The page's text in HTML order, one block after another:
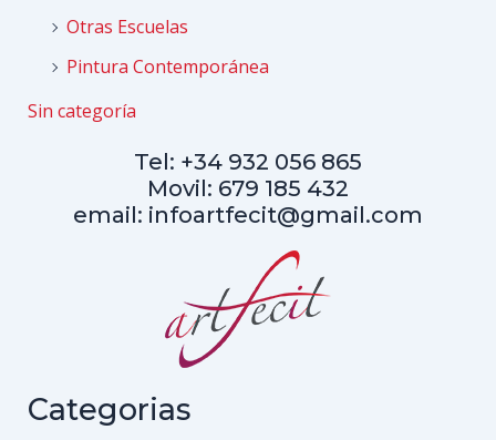
Otras Escuelas
Pintura Contemporánea
Sin categoría
Tel: +34 932 056 865
Movil: 679 185 432
email: infoartfecit@gmail.com
Categorias